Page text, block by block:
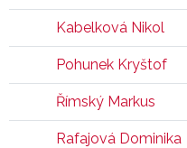
Kabelková Nikol
Pohunek Kryštof
Římský Markus
Rafajová Dominika